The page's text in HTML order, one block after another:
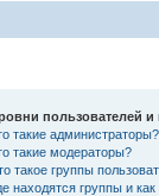
пользователей и
такие администраторы?
такие модераторы?
такое группы
находятся группы и